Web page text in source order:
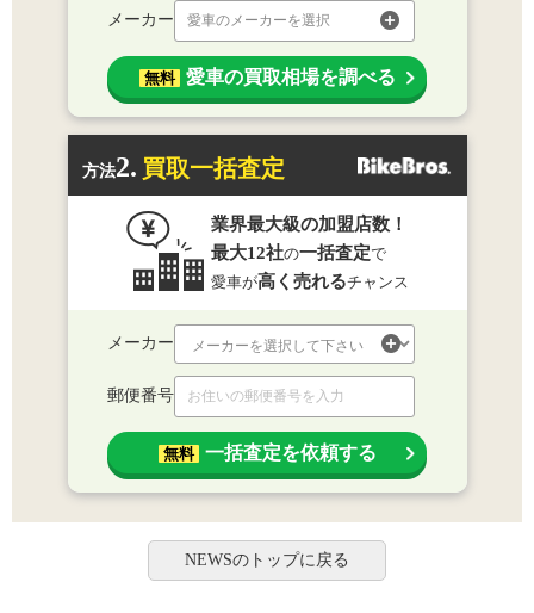
メーカー 愛車のメーカーを選択
無料 愛車の買取相場を調べる
方法2. 買取一括査定
業界最大級の加盟店数！
最大12社の一括査定で
愛車が高く売れるチャンス
メーカー
郵便番号
無料 一括査定を依頼する
NEWSのトップに戻る